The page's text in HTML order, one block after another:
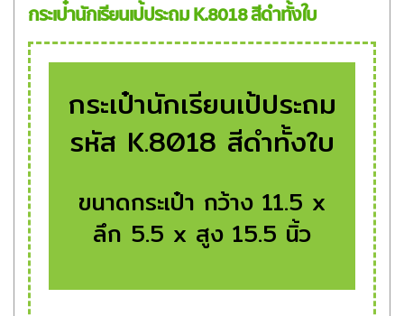
กระเป๋านักเรียนเป้ประถม K.8018 สีดำทั้งใบ
กระเป๋านักเรียนเป้ประถม
รหัส K.8018 สีดำทั้งใบ
ขนาดกระเป๋า กว้าง 11.5 x
ลึก 5.5 x สูง 15.5 นิ้ว